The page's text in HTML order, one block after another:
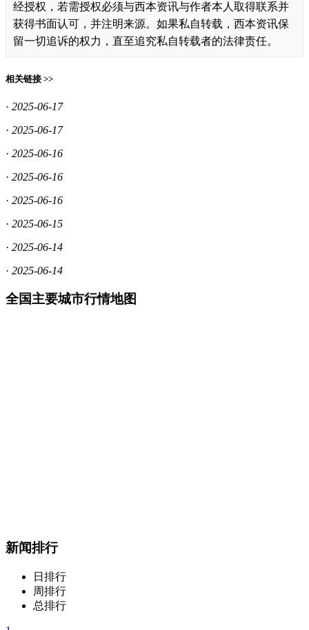
经授权，若需授权必须与西本资讯与作者本人取得联系并
获得书面认可，并注明来源。如果私自转载，西本资讯保
留一切追诉的权力，直至追究私自转载者的法律责任。
相关链接 >>
· 2025-06-17
· 2025-06-17
· 2025-06-16
· 2025-06-16
· 2025-06-16
· 2025-06-15
· 2025-06-14
· 2025-06-14
全国主要城市行情地图
新闻排行
日排行
周排行
总排行